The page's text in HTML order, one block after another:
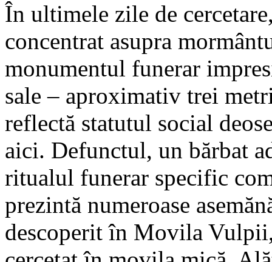
În ultimele zile de
concentrat asupra
monumentul funerar
sale – aproximativ trei
reflectă statutul social
aici. Defunctul, un bărbat
ritualul funerar specific
prezintă numeroase
descoperit în Movila